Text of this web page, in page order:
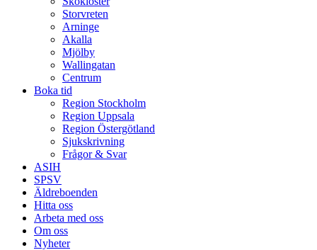
Storvreten
Arninge
Akalla
Mjölby
Wallingatan
Centrum
Boka tid
Region Stockholm
Region Uppsala
Region Östergötland
Sjukskrivning
Frågor & Svar
ASIH
SPSV
Äldreboenden
Hitta oss
Arbeta med oss
Om oss
Nyheter